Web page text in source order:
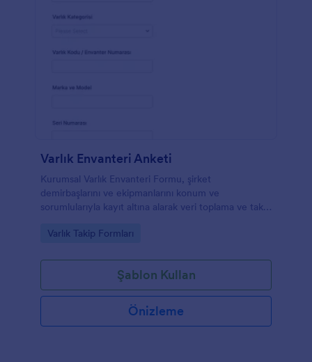
Varlık Envanteri Anketi
Kurumsal Varlık Envanteri Formu, şirket
demirbaşlarını ve ekipmanlarını konum ve
sorumlularıyla kayıt altına alarak veri toplama ve takip
için idealdir.
Go to Category:
Varlık Takip Formları
Şablon Kullan
Önizleme